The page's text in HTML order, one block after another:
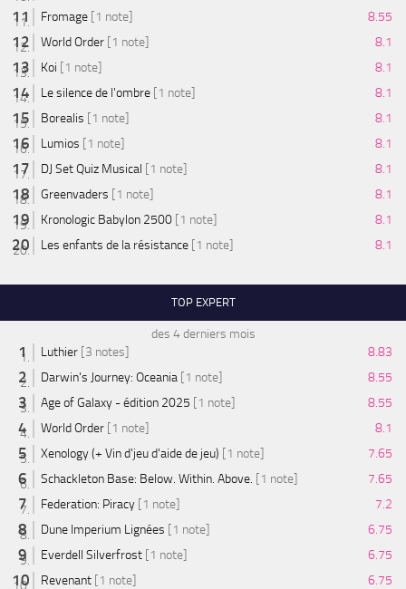
Fromage [1 note]
8.55
World Order [1 note]
8.1
Koi [1 note]
8.1
Le silence de l'ombre [1 note]
8.1
Borealis [1 note]
8.1
Lumios [1 note]
8.1
DJ Set Quiz Musical [1 note]
8.1
Greenvaders [1 note]
8.1
Kronologic Babylon 2500 [1 note]
8.1
Les enfants de la résistance [1 note] 8.1
TOP EXPERT
des 4 derniers mois
Luthier [3 notes]
8.83
Darwin's Journey: Oceania [1 note]
8.55
Age of Galaxy - édition 2025 [1 note]
8.55
World Order [1 note]
8.1
Xenology (+ Vin d'jeu d'aide de jeu) [1 note]
7.65
Schackleton Base: Below. Within. Above. [1 note]
7.65
Federation: Piracy [1 note]
7.2
Dune Imperium Lignées [1 note]
6.75
Everdell Silverfrost [1 note]
6.75
Revenant [1 note] 6.75